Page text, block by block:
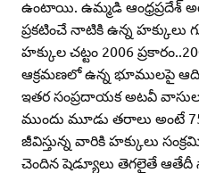
ఉంటాయి. ఉమ్మడి ఆంధ్రప్రదేశ్‌
ప్రకటించే నాటికి ఉన్న
హక్కుల చట్టం 2006
ఆక్రమణలో ఉన్న భూములపై
ఇతర సంప్రదాయక అటవీ
ముందు మూడు తరాలు అంటే
జీవిస్తున్న వారికి హక్కులు
చెందిన షెడ్యూలు తెగలైతే ఆతేదీ